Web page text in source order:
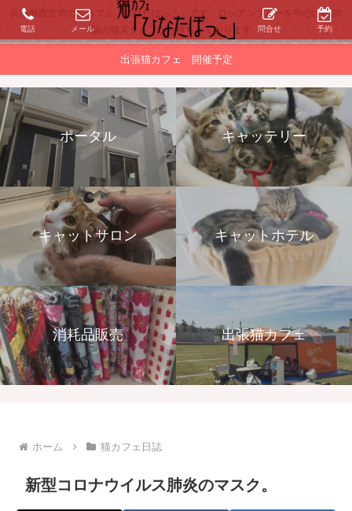
兵庫県西宮市の猫カフェ「ひなたぼっこ」です。ロシアンブルーを中心に約30
頭の猫スタッフがお待ちしております。
出張猫カフェ 開催予定
ポータル キャッテリー
キャットサロン キャットホテル
消耗品販売 出張猫カフェ
ホーム 猫カフェ日誌
新型コロナウイルス肺炎のマスク。
電話 メール 問合せ 予約